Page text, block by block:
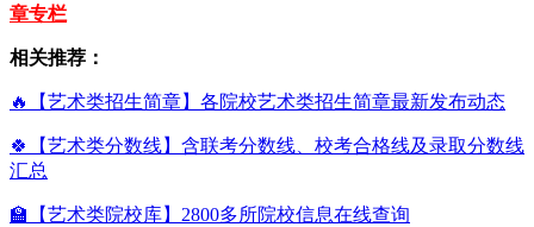
章专栏
相关推荐：
🔥【艺术类招生简章】各院校艺术类招生简章最新发布动态
🍀【艺术类分数线】含联考分数线、校考合格线及录取分数线
汇总
🏫【艺术类院校库】2800多所院校信息在线查询